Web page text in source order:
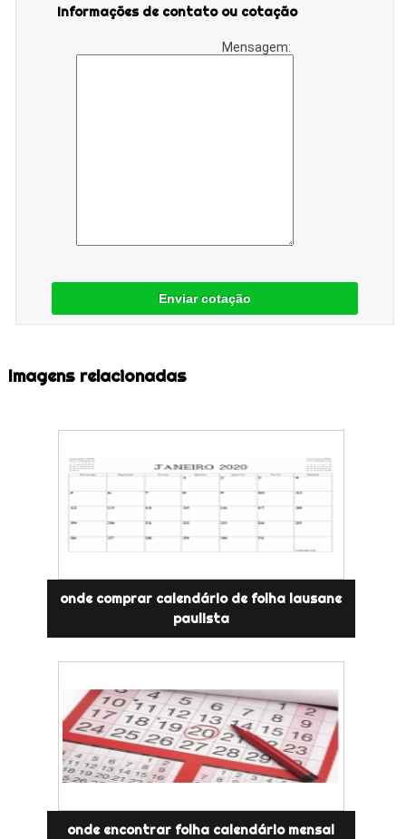
Informações de contato ou cotação
Mensagem:
Enviar cotação
Imagens relacionadas
onde comprar calendário de folha lausane
paulista
onde encontrar folha calendário mensal